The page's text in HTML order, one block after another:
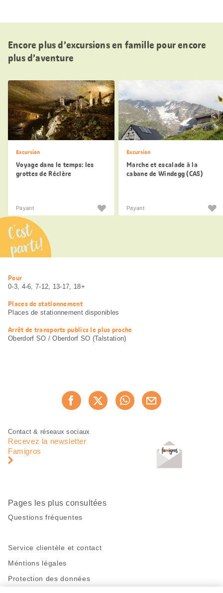
Encore plus d’excursions en famille pour encore
plus d’aventure
Excursion
Voyage dans le temps: les
grottes de Réclère
Payant
Excursion
Marche et escalade à la
cabane de Windegg (CAS)
Payant
C’est
parti!
Informations
utiles
Pour
0-3, 4-6, 7-12, 13-17, 18+
Places de stationnement
Places de stationnement disponibles
Arrêt de transports publics le plus proche
Oberdorf SO / Oberdorf SO (Talstation)
Recommander maintenant
Pied
page
Navigation
pied
Contact & réseaux sociaux
Recevez la newsletter
Famigros
Pages les plus consultées
Questions fréquentes
Service clientèle et contact
Méntions légales
Protection des données